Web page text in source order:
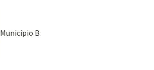
Municipio B